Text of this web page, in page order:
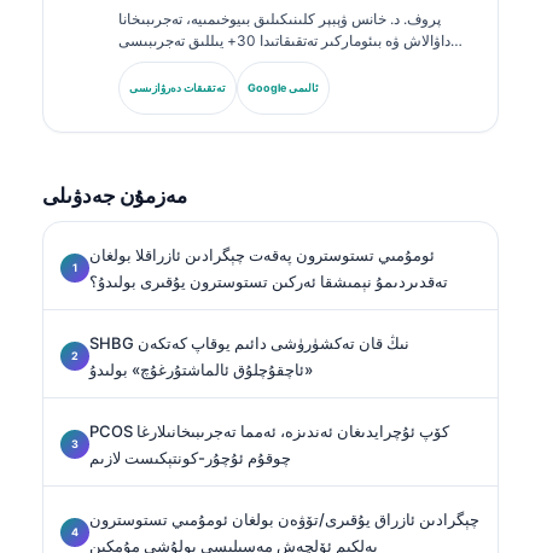
پروف. د. خانس ۋېبېر كلىنىكىلىق بىيوخىمىيە، تەجرىبىخانا
داۋالاش ۋە بىئوماركىر تەتقىقاتىدا 30+ يىللىق تەجرىبىسى
بىلەن تونۇلغان. گېرمانىيە كلىنىكىلىق خىمىيە جەمئىيىتىنىڭ
سابىق رەئىسى بولغان ئۇ دىئاگنوز گۇرۇپپا تەھلىلى،
بىئوماركىرنى ئۆلچەملەشتۈرۈش ۋە AI ياردەملىك تەجرىبىخانا
تەتقىقات دەرۋازىسى Google ئالىمى
مەزمۇن جەدۋىلى
ئومۇمىي تستوسترون پەقەت چېگرادىن ئازراقلا بولغان
تەقدىردىمۇ نېمىشقا ئەركىن تستوسترون يۇقىرى بولىدۇ؟
SHBG نىڭ قان تەكشۈرۈشى دائىم يوقاپ كەتكەن
«ئاچقۇچلۇق ئالماشتۇرغۇچ» بولىدۇ
PCOS كۆپ ئۇچرايدىغان ئەندىزە، ئەمما تەجرىبىخانىلارغا
چوقۇم ئۇچۇر-كونتېكىست لازىم
چېگرادىن ئازراق يۇقىرى/تۆۋەن بولغان ئومۇمىي تستوسترون
بەلكىم ئۆلچەش مەسىلىسى بولۇشى مۇمكىن